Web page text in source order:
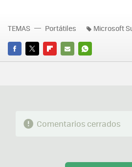
FACEBOOK
TWITTERFLIPBOARD
E-
WHATSAPP
TEMAS Portátiles Microsoft
Comentarios cerrados